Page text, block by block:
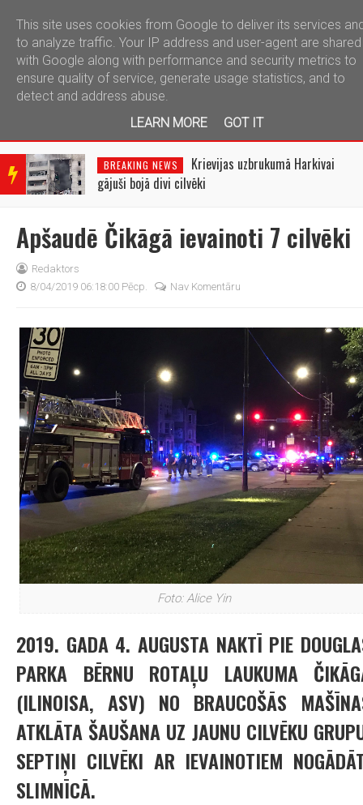
telegram
BRE
AKIN
NEW
BREAKING NEWS
Krievijas raķešu triecienā
Odesā ievainoti seši cilvēki
Apšaudē Čikāgā ievainoti 7 cilvēki
Redaktors
8/04/2019 06:18:00 Pēcp.
Nav Komentāru
Foto: Alice Yin
2019. GADA 4. AUGUSTA NAKTĪ PIE
PARKA BĒRNU ROTAĻU LAUKUMA
(ILINOISA, ASV) NO BRAUCOŠĀS
ATKLĀTA ŠAUŠANA UZ JAUNU CILVĒKU
SEPTIŅI CILVĒKI AR IEVAINOTIEM
SLIMNĪCĀ.
This site uses cookies from Google to deliver its services
to analyze traffic. Your IP address and user-agent are shared
with Google along with performance and security metrics to
ensure quality of service, generate usage statistics, and to
detect and address abuse.
LEARN MORE
GOT IT